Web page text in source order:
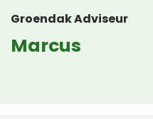
Groendak Adviseur
Marcus